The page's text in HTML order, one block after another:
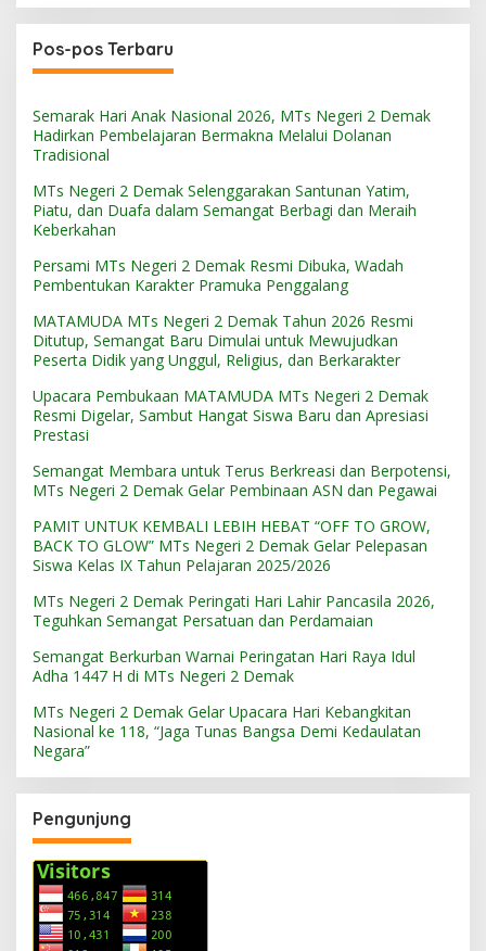
Pos-pos Terbaru
Semarak Hari Anak Nasional 2026, MTs Negeri 2 Demak
Hadirkan Pembelajaran Bermakna Melalui Dolanan
Tradisional
MTs Negeri 2 Demak Selenggarakan Santunan Yatim,
Piatu, dan Duafa dalam Semangat Berbagi dan Meraih
Keberkahan
Persami MTs Negeri 2 Demak Resmi Dibuka, Wadah
Pembentukan Karakter Pramuka Penggalang
MATAMUDA MTs Negeri 2 Demak Tahun 2026 Resmi
Ditutup, Semangat Baru Dimulai untuk Mewujudkan
Peserta Didik yang Unggul, Religius, dan Berkarakter
Upacara Pembukaan MATAMUDA MTs Negeri 2 Demak
Resmi Digelar, Sambut Hangat Siswa Baru dan Apresiasi
Prestasi
Semangat Membara untuk Terus Berkreasi dan Berpotensi,
MTs Negeri 2 Demak Gelar Pembinaan ASN dan Pegawai
PAMIT UNTUK KEMBALI LEBIH HEBAT “OFF TO GROW,
BACK TO GLOW” MTs Negeri 2 Demak Gelar Pelepasan
Siswa Kelas IX Tahun Pelajaran 2025/2026
MTs Negeri 2 Demak Peringati Hari Lahir Pancasila 2026,
Teguhkan Semangat Persatuan dan Perdamaian
Semangat Berkurban Warnai Peringatan Hari Raya Idul
Adha 1447 H di MTs Negeri 2 Demak
MTs Negeri 2 Demak Gelar Upacara Hari Kebangkitan
Nasional ke 118, “Jaga Tunas Bangsa Demi Kedaulatan
Negara”
Pengunjung